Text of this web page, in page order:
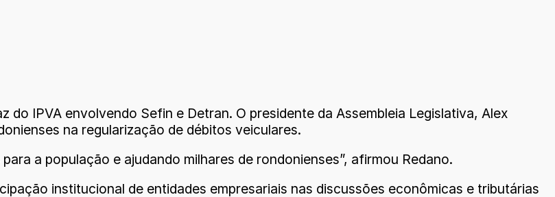
IPVA envolvendo Sefin e Detran. O presidente da Assembleia Legislativa, Alex
na regularização de débitos veiculares.
a população e ajudando milhares de rondonienses”, afirmou Redano.
institucional de entidades empresariais nas discussões econômicas e tributárias